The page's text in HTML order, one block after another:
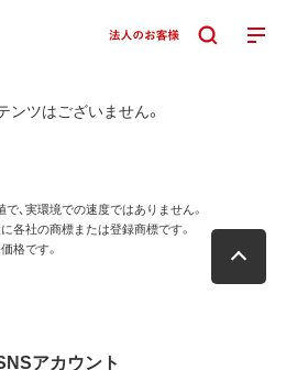
ンツはございません。
、実環境での速度ではありません。
各社の商標または登録商標です。
格です。
アカウント